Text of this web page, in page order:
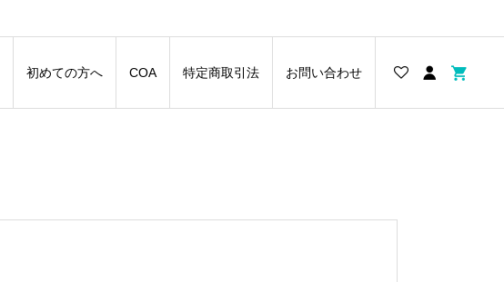
初めての方へ COA 特定商取引法 お問い合わせ